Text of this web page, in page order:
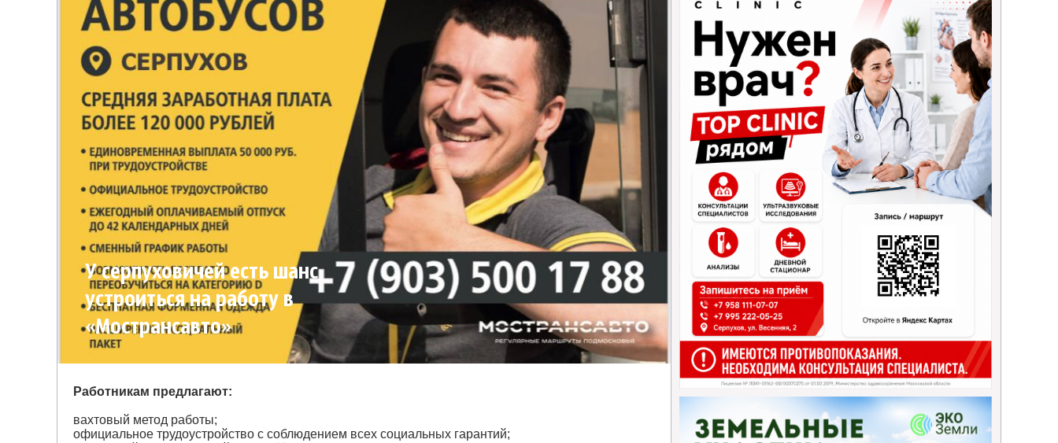
У серпуховичей есть шанс
устроиться на работу в
«Мострансавто»
Работникам предлагают:
вахтовый метод работы;
официальное трудоустройство с соблюдением всех социальных гарантий;